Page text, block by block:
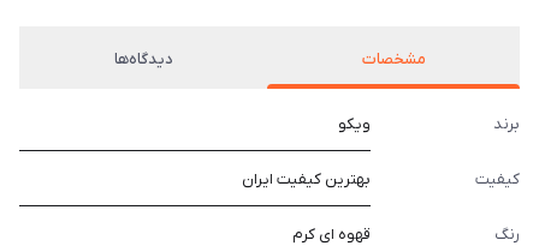
مشخصات دیدگاه‌ها
برند ویکو
کیفیت بهترین کیفیت ایران
رنگ قهوه ای کرم